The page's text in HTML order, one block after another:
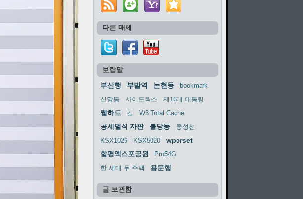
다른 매체
보람말
부산행 부발역 논현동
bookmark
신당동
사이트웍스 제16대 대통령
웹하드 길 W3 Total Cache
공세벌식 자판 불당동
중성선
KSX1026
KSX5020
wpcrset
함평엑스포공원
Pro54G
한 세대 두 주택
용문행
글 보관함